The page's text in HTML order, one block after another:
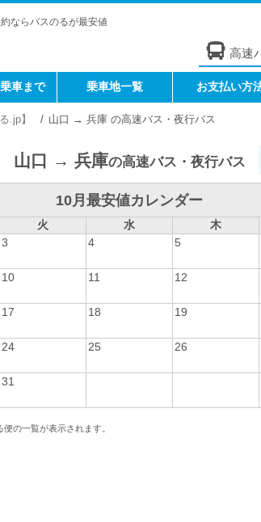
ならバスのるが最安値
高速
車まで 乗車地一覧 お支払い方
.jp】 山口 → 兵庫 の高速バス・夜行バス
山口 → 兵庫の高速バス・夜行バス
10月最安値カレンダー
火 水 木
3 4 5
10 11 12
17 18 19
24 25 26
31
の一覧が表示されます。